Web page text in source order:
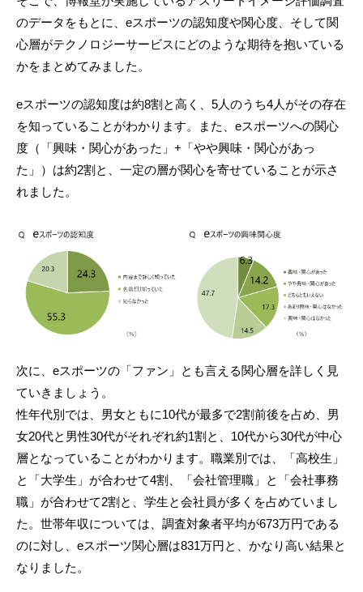
のデータをもとに、eスポーツの認知度や関心度、そして関
心層がテクノロジーサービスにどのような期待を抱いている
かをまとめてみました。
eスポーツの認知度は約8割と高く、5人のうち4人がその存在
を知っていることがわかります。また、eスポーツへの関心
度（「興味・関心があった」+「やや興味・関心があっ
た」）は約2割と、一定の層が関心を寄せていることが示さ
れました。
次に、eスポーツの「ファン」とも言える関心層を詳しく見
ていきましょう。
性年代別では、男女ともに10代が最多で2割前後を占め、男
女20代と男性30代がそれぞれ約1割と、10代から30代が中心
層となっていることがわかります。職業別では、「高校生」
と「大学生」が合わせて4割、「会社管理職」と「会社事務
職」が合わせて2割と、学生と会社員が多くを占めていまし
た。世帯年収については、調査対象者平均が673万円である
のに対し、eスポーツ関心層は831万円と、かなり高い結果と
なりました。